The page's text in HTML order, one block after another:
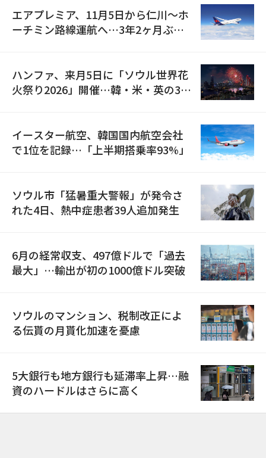
エアプレミア、11月5日から仁川〜ホ
ーチミン路線運航へ…3年2ヶ月ぶり
ハンファ、来月5日に「ソウル世界花
火祭り2026」開催…韓・米・英の3カ
イースター航空、韓国国内航空会社
で1位を記録…「上半期搭乗率93%」
ソウル市「猛暑重大警報」が発令さ
れた4日、熱中症患者39人追加発生
6月の経常収支、497億ドルで「過去
最大」…輸出が初の1000億ドル突破
ソウルのマンション、税制改正によ
る伝貰の月貰化加速を憂慮
5大銀行も地方銀行も延滞率上昇…融
資のハードルはさらに高く